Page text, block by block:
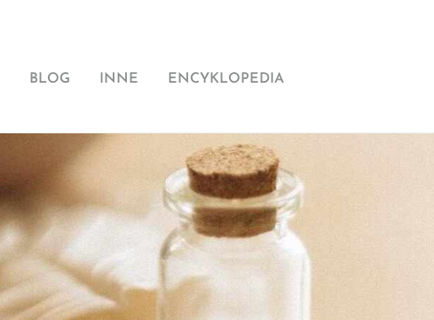
BLOG INNE ENCYKLOPEDIA